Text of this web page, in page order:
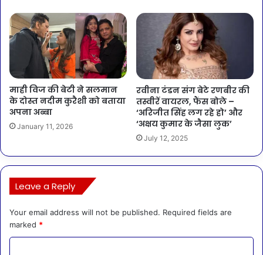
माही विज की बेटी ने सलमान
के दोस्त नदीम कुरैशी को बताया
अपना अब्बा
January 11, 2026
रवीना टंडन संग बेटे रणबीर की
तस्वीरें वायरल, फैंस बोले –
‘अरिजीत सिंह लग रहे हो’ और
‘अक्षय कुमार के जैसा लुक’
July 12, 2025
Leave a Reply
Your email address will not be published. Required fields are
marked *